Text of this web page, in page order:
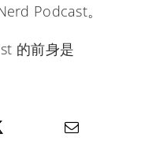
Podcast。
的前身是